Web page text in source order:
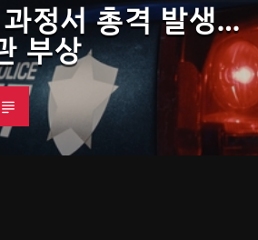
정서 총격 발생…
부상